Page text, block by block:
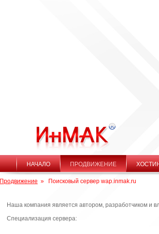
НАЧАЛО ПРОДВИЖЕНИЕ
Продвижение » Поисковый сервер wap.inmak.ru
Наша компания является автором, разработчиком и
Специализация сервера: